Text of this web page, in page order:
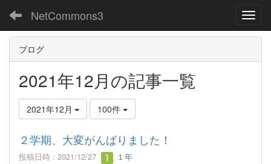
NetCommons3
ブログ
2021年12月の記事一覧
2021年12月 100件
２学期、大変がんばりました！
投稿日時 : 2021/12/27 １年